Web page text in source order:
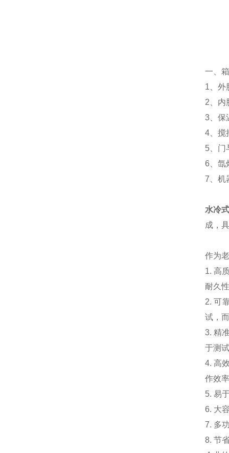
一、
1、外
2、内
3、保
4、搅
5、门
6、氙
7、机
水冷
成，
作为
1. 高
耐久
2. 可
试，
3. 精
于测
4. 高
作效
5. 易
6. 大
7. 多
8. 节